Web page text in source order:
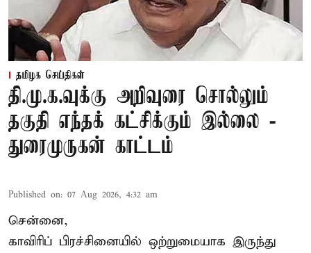
தமிழக செய்திகள்
தி.மு.க.வுக்கு அறிவுரை சொல்லும்
தகுதி எந்தக் கட்சிக்கும் இல்லை -
துரைமுருகன் காட்டம்
Published on: 07 Aug 2026, 4:32 am
சென்னை,
காவிரிப் பிரச்சினையில் ஒற்றுமையாக இருந்து